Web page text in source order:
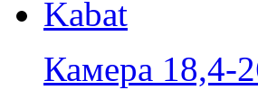
Камера 18,4-